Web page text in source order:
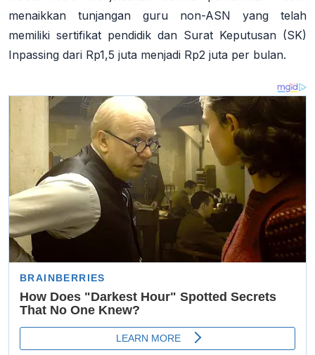
menaikkan tunjangan guru non-ASN yang telah
memiliki sertifikat pendidik dan Surat Keputusan (SK)
Inpassing dari Rp1,5 juta menjadi Rp2 juta per bulan.